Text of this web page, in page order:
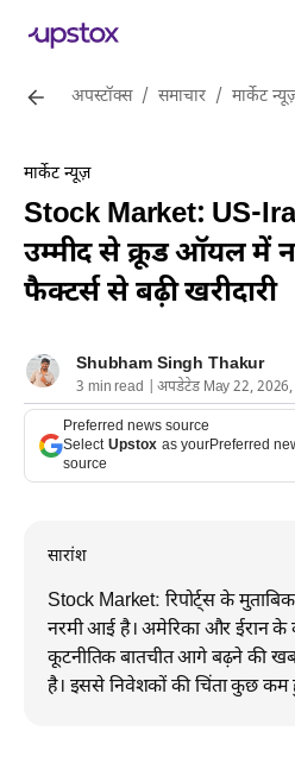
अपस्टॉक्स / समाचार / मार्केट
मार्केट न्यूज़
Stock Market: US-
उम्मीद से क्रूड ऑयल में
फैक्टर्स से बढ़ी खरीदारी
Shubham Singh Thakur
3 min read | अपडेटेड May 22,
Preferred news source
Select Upstox as yourPreferred
source
सारांश
Stock Market: रिपोर्ट्स के
नरमी आई है। अमेरिका और ईरान के
कूटनीतिक बातचीत आगे बढ़ने की
है। इससे निवेशकों की चिंता कुछ कम